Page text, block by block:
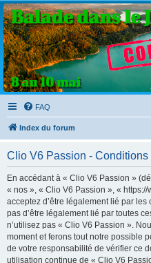
Clio V6 Passion
Le site français des passionnés de Clio V6
FAQ
Index du forum
Clio V6 Passion - Conditions
En accédant à « Clio V6 Passion »
« nos », « Clio V6 Passion », «
acceptez d’être légalement lié par
pas d’être légalement lié par toutes
n’utilisez pas « Clio V6 Passion ».
moment et ferons tout notre possible
de votre responsabilité de vérifier ce
utilisation continue de « Clio V6